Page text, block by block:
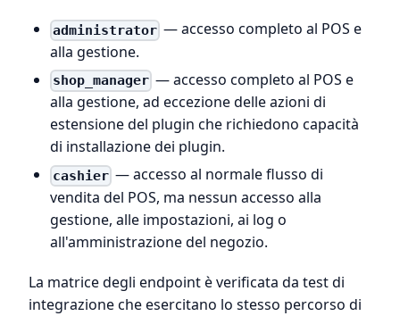
administrator — accesso completo al POS e
alla gestione.
shop_manager — accesso completo al POS e
alla gestione, ad eccezione delle azioni di
estensione del plugin che richiedono capacità
di installazione dei plugin.
cashier — accesso al normale flusso di
vendita del POS, ma nessun accesso alla
gestione, alle impostazioni, ai log o
all'amministrazione del negozio.
La matrice degli endpoint è verificata da test di
integrazione che esercitano lo stesso percorso di